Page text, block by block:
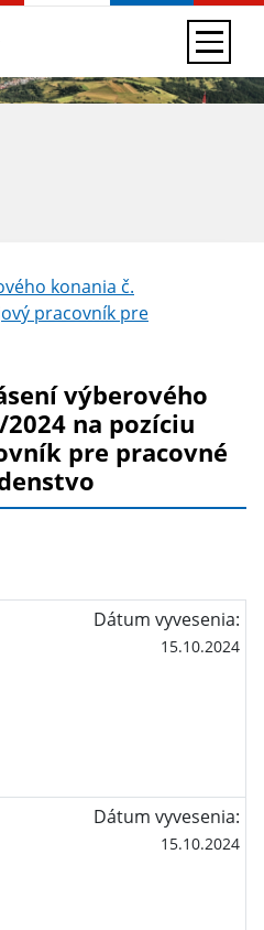
konania č.
pracovník pre
výberového
na pozíciu
pre pracovné
Dátum vyvesenia:
15.10.2024
Dátum vyvesenia:
15.10.2024